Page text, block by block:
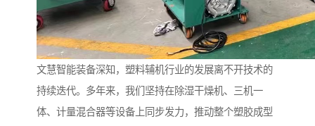
文慧智能装备深知，塑料辅机行业的发展离不开技术的
持续迭代。多年来，我们坚持在除湿干燥机、三机一
体、计量混合器等设备上同步发力，推动整个塑胶成型